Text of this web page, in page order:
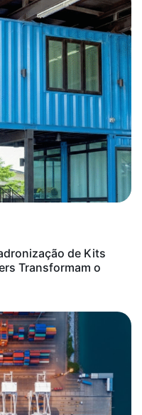
de Kits
Transformam o